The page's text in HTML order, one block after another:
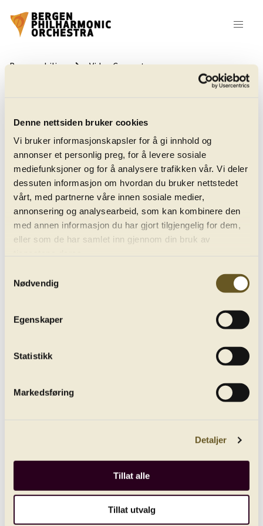
Denne nettsiden bruker cookies
Vi bruker informasjonskapsler for å gi innhold og
annonser et personlig preg, for å levere sosiale
mediefunksjoner og for å analysere trafikken vår. Vi deler
dessuten informasjon om hvordan du bruker nettstedet
vårt, med partnerne våre innen sosiale medier,
annonsering og analysearbeid, som kan kombinere den
med annen informasjon du har gjort tilgjengelig for dem,
eller som de har samlet inn gjennom din bruk av
Nødvendig
Egenskaper
Statistikk
Markedsføring
Detaljer
Tillat alle
Tillat utvalg
Bergenphilive keyboard_arrow_right Video Concerts
All Video Concerts
Concerts with: Kjell Seim keyboard_arrow_down
play_circle_filled